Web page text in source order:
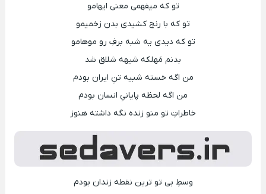
تو که میفهمی معنی ایهامو
تو که با رنج کشیدی بدن زخمیمو
تو که دیدی یه شبه برفِ رو موهامو
بدنم مَهلکه شیهه شلاق شد
من اگه خسته شبیه تنِ ایران بودم
من اگه لحظه پایانیِ انسان بودم
خاطراتِ تو منو زنده نگه داشته هنوز
وسطِ بی تو ترین نقطه زندان بودم